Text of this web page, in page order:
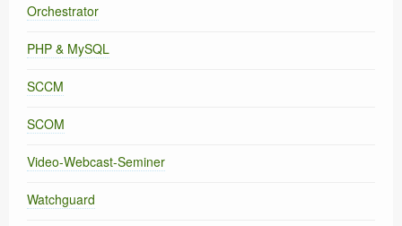
Orchestrator
PHP & MySQL
SCCM
SCOM
Video-Webcast-Seminer
Watchguard